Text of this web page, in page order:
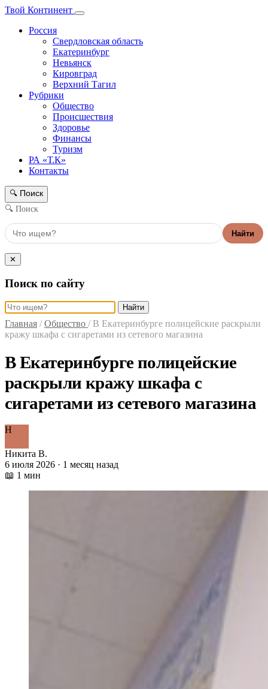
Твой Континент
Россия
Свердловская область
Екатеринбург
Невьянск
Кировград
Верхний Тагил
Рубрики
Общество
Происшествия
Здоровье
Финансы
Туризм
РА «Т.К»
Контакты
🔍 Поиск
🔍 Поиск
Найти
✕
Поиск по сайту
Найти
Главная / Общество / В Екатеринбурге полицейские раскрыли
кражу шкафа с сигаретами из сетевого магазина
В Екатеринбурге полицейские
раскрыли кражу шкафа с
сигаретами из сетевого магазина
Н
Никита В.
6 июля 2026 · 1 месяц назад
📖 1 мин